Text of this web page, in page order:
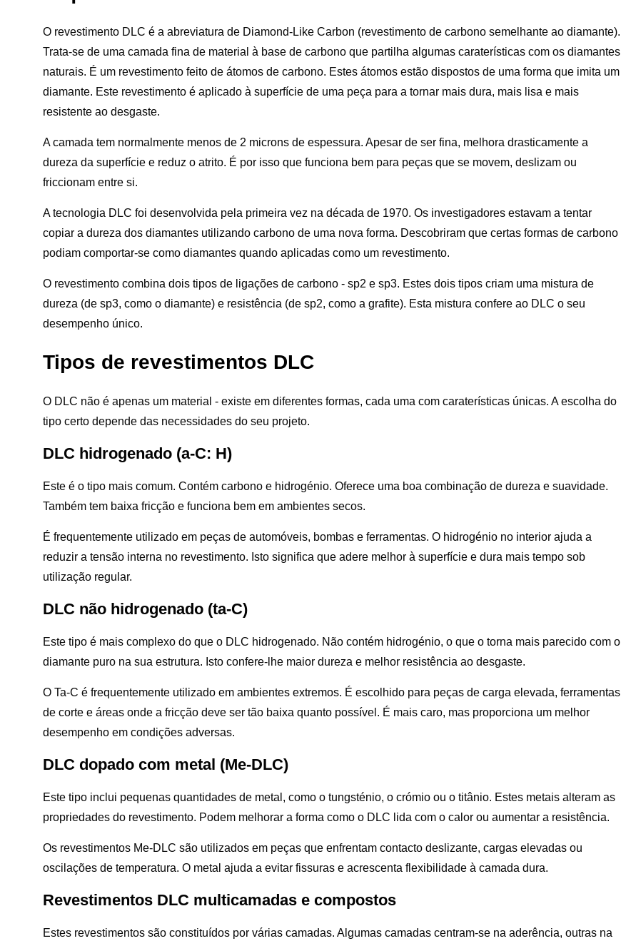
O revestimento DLC é a abreviatura de Diamond-Like Carbon (revestimento de carbono semelhante ao diamante).
Trata-se de uma camada fina de material à base de carbono que partilha algumas caraterísticas com os diamantes
naturais. É um revestimento feito de átomos de carbono. Estes átomos estão dispostos de uma forma que imita um
diamante. Este revestimento é aplicado à superfície de uma peça para a tornar mais dura, mais lisa e mais
resistente ao desgaste.
A camada tem normalmente menos de 2 microns de espessura. Apesar de ser fina, melhora drasticamente a
dureza da superfície e reduz o atrito. É por isso que funciona bem para peças que se movem, deslizam ou
friccionam entre si.
A tecnologia DLC foi desenvolvida pela primeira vez na década de 1970. Os investigadores estavam a tentar
copiar a dureza dos diamantes utilizando carbono de uma nova forma. Descobriram que certas formas de carbono
podiam comportar-se como diamantes quando aplicadas como um revestimento.
O revestimento combina dois tipos de ligações de carbono - sp2 e sp3. Estes dois tipos criam uma mistura de
dureza (de sp3, como o diamante) e resistência (de sp2, como a grafite). Esta mistura confere ao DLC o seu
desempenho único.
Tipos de revestimentos DLC
O DLC não é apenas um material - existe em diferentes formas, cada uma com caraterísticas únicas. A escolha do
tipo certo depende das necessidades do seu projeto.
DLC hidrogenado (a-C: H)
Este é o tipo mais comum. Contém carbono e hidrogénio. Oferece uma boa combinação de dureza e suavidade.
Também tem baixa fricção e funciona bem em ambientes secos.
É frequentemente utilizado em peças de automóveis, bombas e ferramentas. O hidrogénio no interior ajuda a
reduzir a tensão interna no revestimento. Isto significa que adere melhor à superfície e dura mais tempo sob
utilização regular.
DLC não hidrogenado (ta-C)
Este tipo é mais complexo do que o DLC hidrogenado. Não contém hidrogénio, o que o torna mais parecido com o
diamante puro na sua estrutura. Isto confere-lhe maior dureza e melhor resistência ao desgaste.
O Ta-C é frequentemente utilizado em ambientes extremos. É escolhido para peças de carga elevada, ferramentas
de corte e áreas onde a fricção deve ser tão baixa quanto possível. É mais caro, mas proporciona um melhor
desempenho em condições adversas.
DLC dopado com metal (Me-DLC)
Este tipo inclui pequenas quantidades de metal, como o tungsténio, o crómio ou o titânio. Estes metais alteram as
propriedades do revestimento. Podem melhorar a forma como o DLC lida com o calor ou aumentar a resistência.
Os revestimentos Me-DLC são utilizados em peças que enfrentam contacto deslizante, cargas elevadas ou
oscilações de temperatura. O metal ajuda a evitar fissuras e acrescenta flexibilidade à camada dura.
Revestimentos DLC multicamadas e compostos
Estes revestimentos são constituídos por várias camadas. Algumas camadas centram-se na aderência, outras na